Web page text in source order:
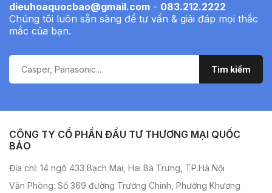
dieuhoaquocbao@gmail.com - 083.212.2222
Chúng tôi luôn sẵn sàng để tư vấn & giải đáp mọi thắc
mắc của bạn.
CÔNG TY CỔ PHẦN ĐẦU TƯ THƯƠNG MẠI QUỐC
BẢO
Địa chỉ: 14 ngõ 433 Bạch Mai, Hai Bà Trưng, TP.Hà Nội
Văn Phòng: Số 369 đường Trường Chinh, Phường Khương